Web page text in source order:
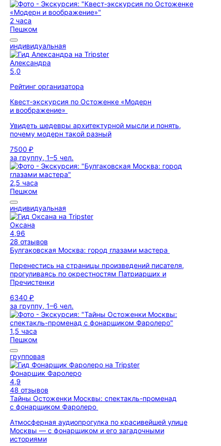
2 часа
Пешком
индивидуальная
Александра
5,0
Рейтинг организатора
Квест-экскурсия по Остоженке «Модерн
и воображение»
Увидеть шедевры архитектурной мысли и понять,
почему модерн такой разный
7500 ₽
за группу, 1–5 чел.
2,5 часа
Пешком
индивидуальная
Оксана
4,96
28 отзывов
Булгаковская Москва: город глазами мастера
Перенестись на страницы произведений писателя,
прогуливаясь по окрестностям Патриарших и
Пречистенки
6340 ₽
за группу, 1–6 чел.
1,5 часа
Пешком
групповая
Фонарщик Фаролеро
4,9
48 отзывов
Тайны Остоженки Москвы: спектакль-променад
с фонарщиком Фаролеро
Атмосферная аудиопрогулка по красивейшей улице
Москвы — с фонарщиком и его загадочными
историями